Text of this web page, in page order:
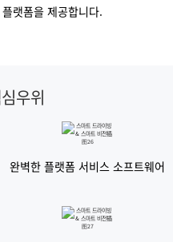
랫폼을 제공합니다.
우위
완벽한 플랫폼 서비스 소프트웨어